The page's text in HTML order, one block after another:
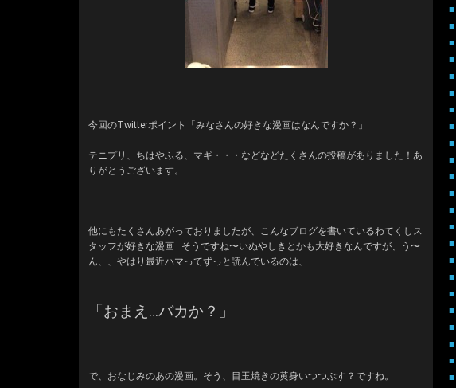
今回のTwitterポイント「みなさんの好きな漫画はなんですか？」
テニプリ、ちはやふる、マギ・・・などなどたくさんの投稿がありました！あ
りがとうございます。
他にもたくさんあがっておりましたが、こんなブログを書いているわてくしス
タッフが好きな漫画…そうですね〜いぬやしきとかも大好きなんですが、う〜
ん、、やはり最近ハマってずっと読んでいるのは、
「おまえ…バカか？」
で、おなじみのあの漫画。そう、目玉焼きの黄身いつつぶす？ですね。
■
■
■
■
■
■
■
■
■
■
■
■
■
■
■
■
■
■
■
■
■
■
■